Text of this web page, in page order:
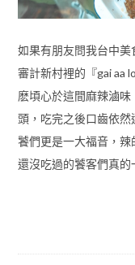
如果有朋友問我台中
審計新村裡的『gai aa
麽頃心於這間麻辣滷
頭，吃完之後口齒依
饕們更是一大福音，辣
還沒吃過的饕客們真